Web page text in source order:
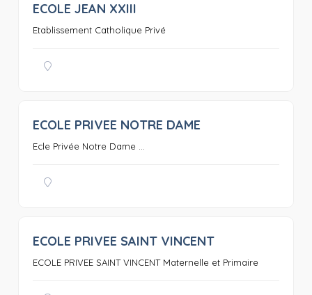
ECOLE JEAN XXIII
Etablissement Catholique Privé
ECOLE PRIVEE NOTRE DAME
Ecle Privée Notre Dame ...
ECOLE PRIVEE SAINT VINCENT
ECOLE PRIVEE SAINT VINCENT Maternelle et Primaire